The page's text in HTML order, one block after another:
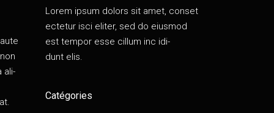
ali­
Lorem ipsum dolors sit amet, conset
ecte­tur isci eli­ter, sed do eius­mod
est tem­por esse cil­lum inc idi­
dunt elis.
Catégories